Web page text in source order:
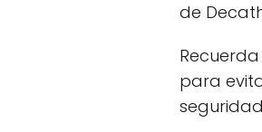
de
para